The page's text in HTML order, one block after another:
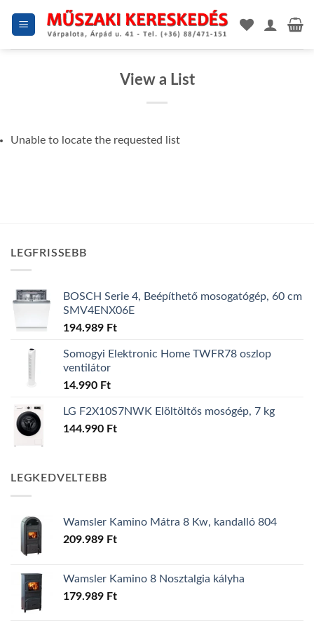
View a List
Unable to locate the requested list
LEGFRISSEBB
BOSCH Serie 4, Beépíthető mosogatógép, 60 cm
SMV4ENX06E
194.989 Ft
Somogyi Elektronic Home TWFR78 oszlop
ventilátor
14.990 Ft
LG F2X10S7NWK Elöltöltős mosógép, 7 kg
144.990 Ft
LEGKEDVELTEBB
Wamsler Kamino Mátra 8 Kw, kandalló 804
209.989 Ft
Wamsler Kamino 8 Nosztalgia kályha
179.989 Ft